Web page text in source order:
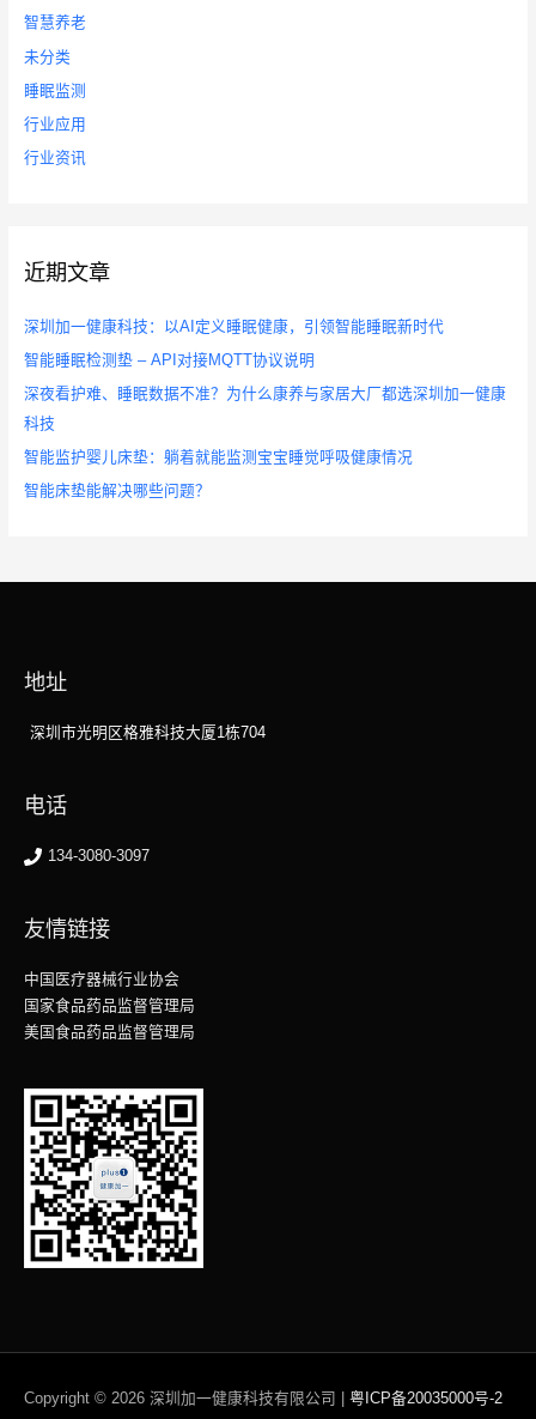
智慧养老
未分类
睡眠监测
行业应用
行业资讯
近期文章
深圳加一健康科技：以AI定义睡眠健康，引领智能睡眠新时代
智能睡眠检测垫 – API对接MQTT协议说明
深夜看护难、睡眠数据不准？为什么康养与家居大厂都选深圳加一健康
科技
智能监护婴儿床垫：躺着就能监测宝宝睡觉呼吸健康情况
智能床垫能解决哪些问题？
地址
深圳市光明区格雅科技大厦1栋704
电话
134-3080-3097
友情链接
中国医疗器械行业协会
国家食品药品监督管理局
美国食品药品监督管理局
Copyright © 2026 深圳加一健康科技有限公司 | 粤ICP备20035000号-2